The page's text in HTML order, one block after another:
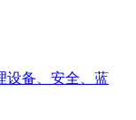
设备、安全、蓝